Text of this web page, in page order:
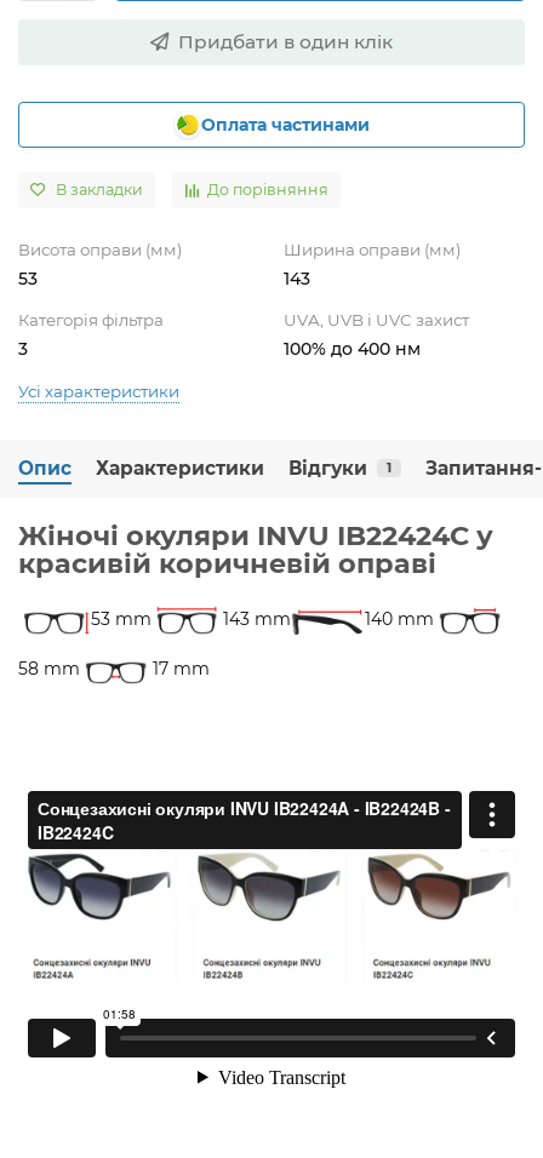
Придбати в один клік
Оплата частинами
В закладки До порівняння
Висота оправи (мм)
53
Ширина оправи (мм)
143
Категорія фільтра
3
UVA, UVB і UVC захист
100% до 400 нм
Усі характеристики
Опис Характеристики Відгуки 1 Запитання-
Жіночі окуляри INVU IB22424C у
красивій коричневій оправі
53 mm 143 mm 140 mm
58 mm 17 mm